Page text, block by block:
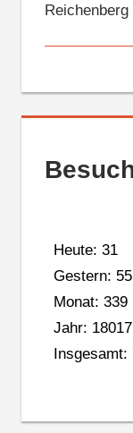
Reichenberg
Heute: 31
Gestern: 55
Monat: 339
Jahr:
Insgesamt: